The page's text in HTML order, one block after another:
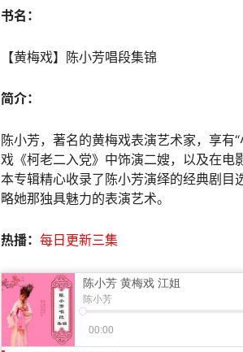
书名：
【黄梅戏】陈小芳唱段集锦
简介：
陈小芳，著名的黄梅戏表演艺术家，享有
戏《柯老二入党》中饰演二嫂，以及在
本专辑精心收录了陈小芳演绎的经典剧
略她那独具魅力的表演艺术。
热播： 每日更新三集
陈小芳 黄梅戏 江姐
陈小芳
00:00